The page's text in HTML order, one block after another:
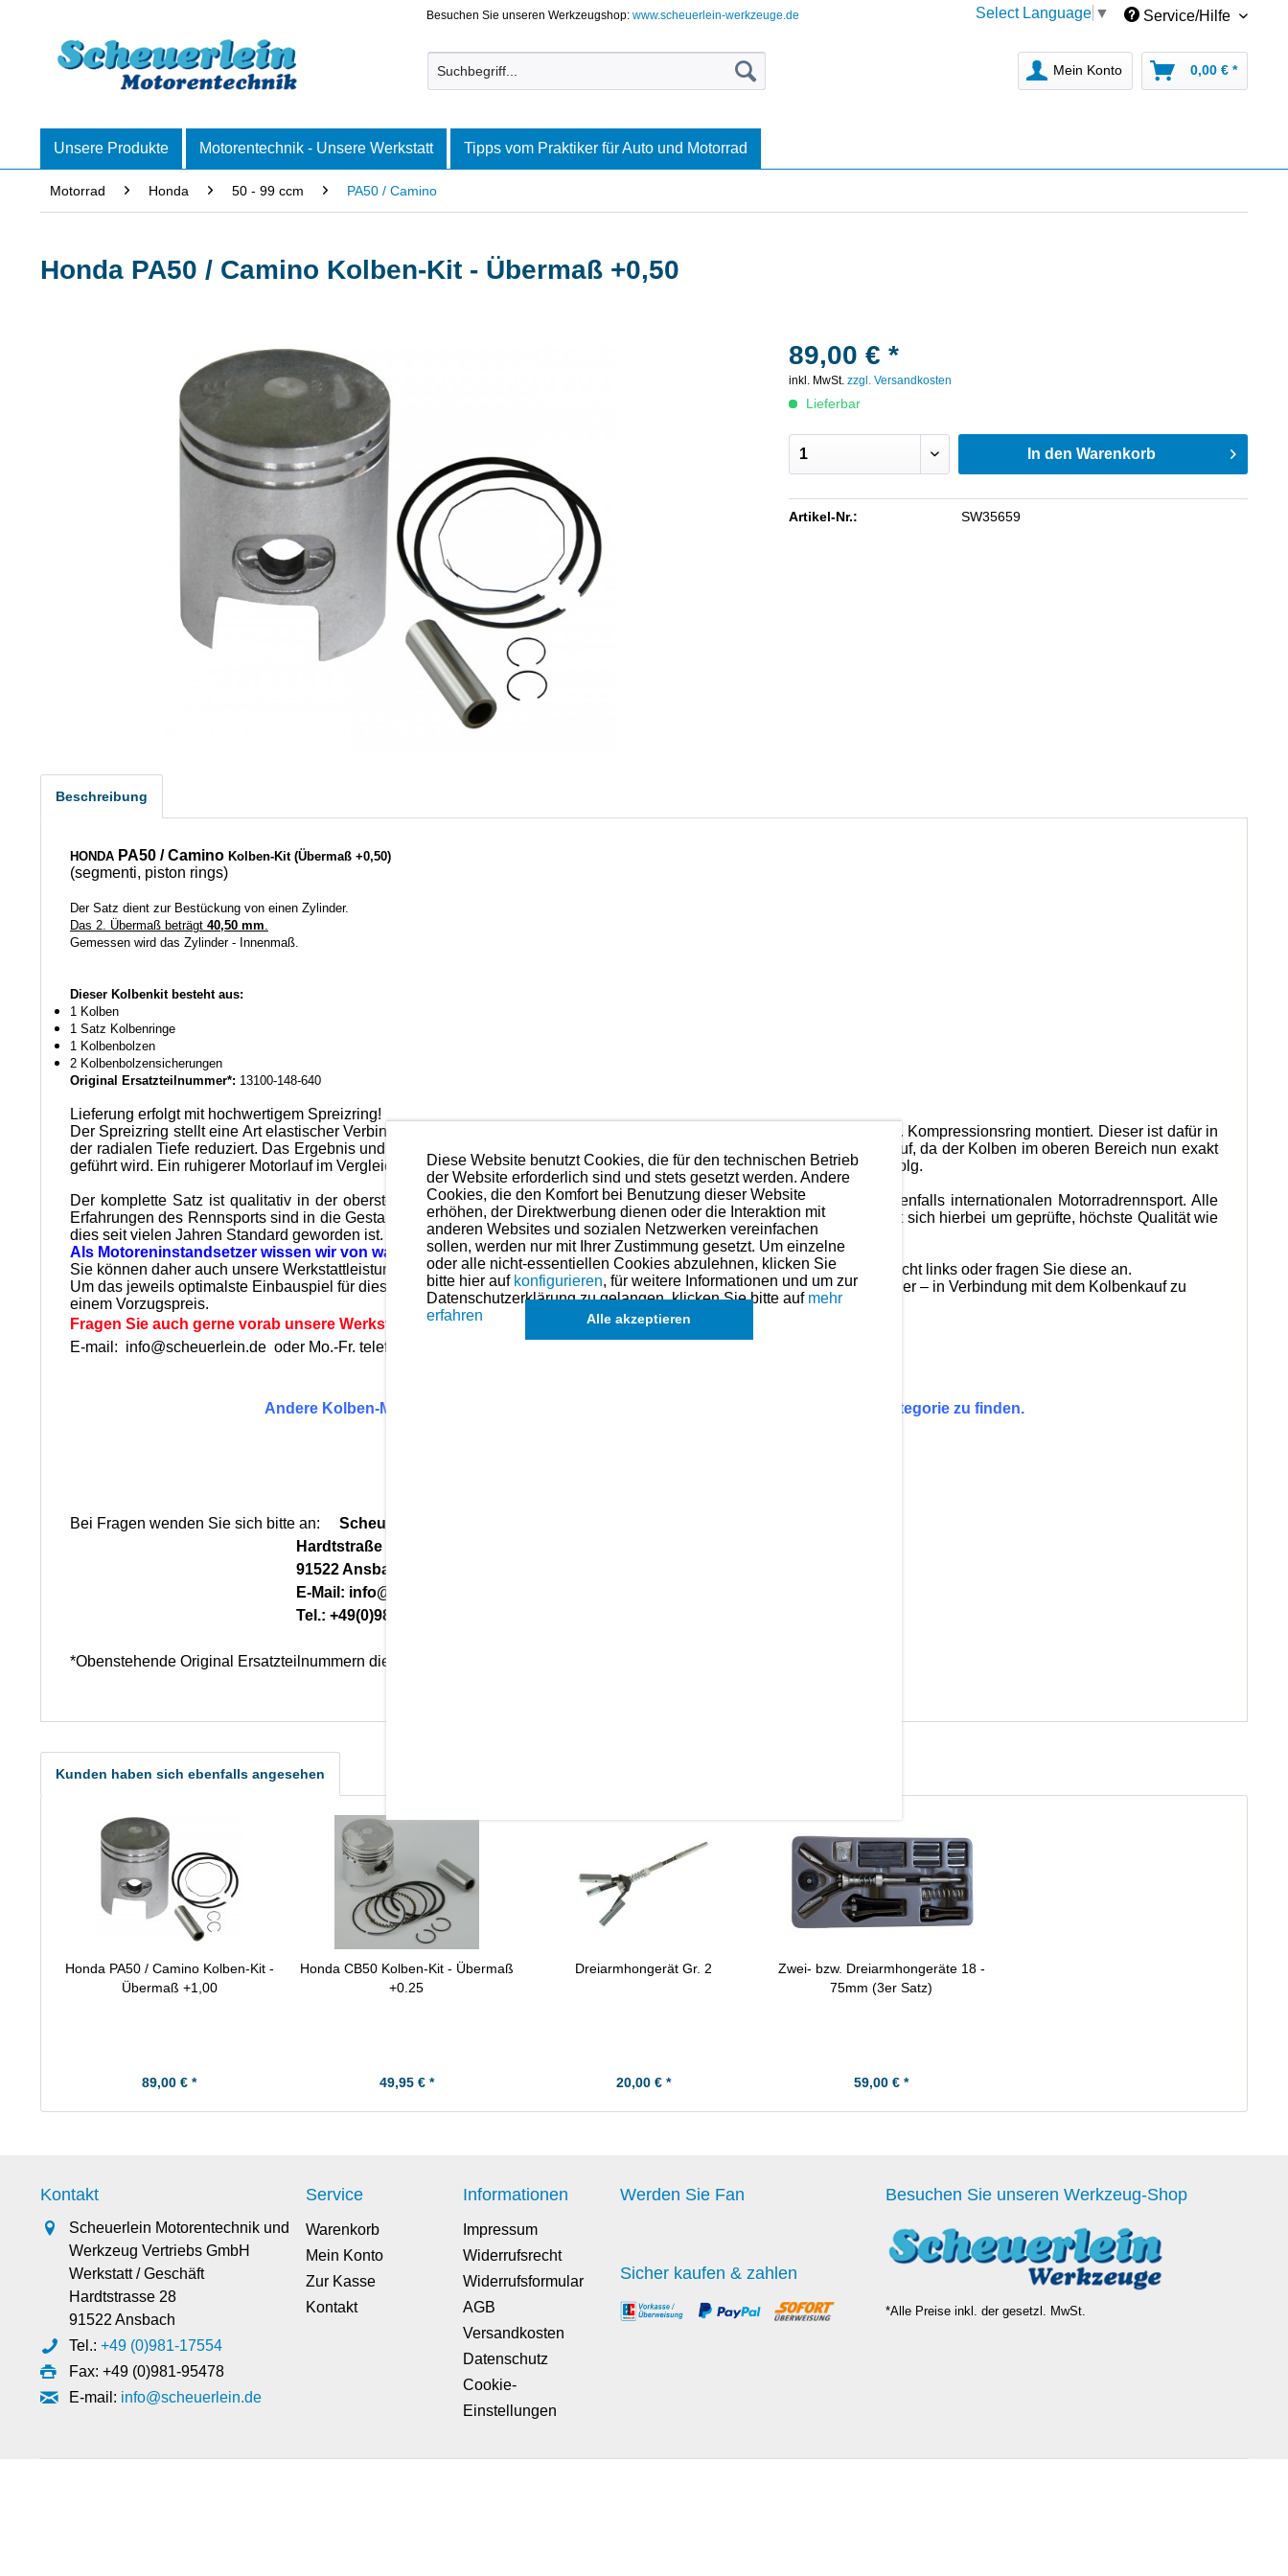
Besuchen Sie unseren Werkzeugshop:www.scheuerlein-werkzeuge.de Select Language ▼ Service/Hilfe
Mein Konto 0,00 € *
Unsere Produkte Motorentechnik - Unsere Werkstatt Tipps vom Praktiker für Auto und Motorrad
Motorrad Honda 50 - 99 ccm PA50 / Camino
Honda PA50 / Camino Kolben-Kit - Übermaß +0,50
89,00 € *
inkl. MwSt.zzgl. Versandkosten
Lieferbar
In den Warenkorb
Artikel-Nr.: SW35659
Beschreibung
HONDA PA50 / Camino Kolben-Kit (Übermaß +0,50)
(segmenti, piston rings)
Der Satz dient zur Bestückung von einen Zylinder.
Das 2. Übermaß beträgt 40,50 mm.
Gemessen wird das Zylinder - Innenmaß.
Dieser Kolbenkit besteht aus:
1 Kolben
1 Satz Kolbenringe
1 Kolbenbolzen
2 Kolbenbolzensicherungen
Original Ersatzteilnummer*: 13100-148-640
Lieferung erfolgt mit hochwertigem Spreizring!
Der Spreizring stellt eine Art elastischer Verbindung zwischen Kolben und Kolbenring dar. Der Spreizring wird unter den 1. Kompressionsring montiert. Dieser ist dafür in
der radialen Tiefe reduziert. Das Ergebnis und das Ziel ist die Verminderung der Kolbenkippgeräusche, speziell im Leerlauf, da der Kolben im oberen Bereich nun exakt
geführt wird. Ein ruhigerer Motorlauf im Vergleich zur Verwendung von Kolbenringsätzen ohne diesen Spreizring ist der Erfolg.
Der komplette Satz ist qualitativ in der obersten Kategorie anzusiedeln. Der Hersteller der diese Kits fertigt beliefert ebenfalls internationalen Motorradrennsport. Alle
Erfahrungen des Rennsports sind in die Gestaltung und Produktion der angebotenen Kolben hier eingeflossen. Es handelt sich hierbei um geprüfte, höchste Qualität wie
dies seit vielen Jahren Standard geworden ist.
Als Motoreninstandsetzer wissen wir von was wir sprechen.
Sie können daher auch unsere Werkstattleistungen in Anspruch nehmen. Preise hierzu finden Sie in der Kategorien-Übersicht links oder fragen Sie diese an.
Um das jeweils optimalste Einbauspiel für diese Kolben sicherzustellen übernehmen wir das Bohren und Honen der Zylinder – in Verbindung mit dem Kolbenkauf zu
einem Vorzugspreis.
Fragen Sie auch gerne vorab unsere Werkstattleistungen an!
E-mail: info@scheuerlein.de oder Mo.-Fr. telefonisch: +49 (0)981-17554
Andere Kolben-Maße für dieses Modell sind (falls vorhanden) in der übergeordneten Kategorie zu finden.
Bei Fragen wenden Sie sich bitte an: Scheuerlein Motorentechnik
Hardtstraße 28
91522 Ansbach
E-Mail: info@scheuerlein.de
Tel.: +49(0)981-17554
*Obenstehende Original Ersatzteilnummern dienen nur zu Vergleichszwecken.
Kunden haben sich ebenfalls angesehen
Honda PA50 / Camino Kolben-Kit -
Übermaß +1,00
89,00 € *
Honda CB50 Kolben-Kit - Übermaß
+0.25
49,95 € *
Dreiarmhongerät Gr. 2
20,00 € *
Zwei- bzw. Dreiarmhongeräte 18 -
75mm (3er Satz)
59,00 € *
Kontakt
Scheuerlein Motorentechnik und
Werkzeug Vertriebs GmbH
Werkstatt / Geschäft
Hardtstrasse 28
91522 Ansbach
Tel.: +49 (0)981-17554
Fax: +49 (0)981-95478
E-mail: info@scheuerlein.de
Service
Warenkorb
Mein Konto
Zur Kasse
Kontakt
Informationen
Impressum
Widerrufsrecht
Widerrufsformular
AGB
Versandkosten
Datenschutz
Cookie-
Einstellungen
Werden Sie Fan
Sicher kaufen & zahlen
Besuchen Sie unseren Werkzeug-Shop
*Alle Preise inkl. der gesetzl. MwSt.
Diese Website benutzt Cookies, die für den technischen Betrieb
der Website erforderlich sind und stets gesetzt werden. Andere
Cookies, die den Komfort bei Benutzung dieser Website
erhöhen, der Direktwerbung dienen oder die Interaktion mit
anderen Websites und sozialen Netzwerken vereinfachen
sollen, werden nur mit Ihrer Zustimmung gesetzt. Um einzelne
oder alle nicht-essentiellen Cookies abzulehnen, klicken Sie
bitte hier auf konfigurieren, für weitere Informationen und um zur
Datenschutzerklärung zu gelangen, klicken Sie bitte auf mehr
erfahren
Alle akzeptieren